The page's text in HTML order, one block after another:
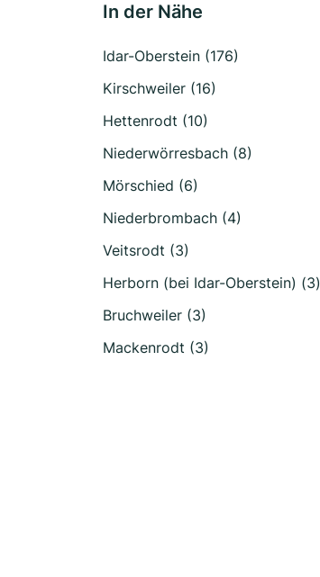
In der Nähe
Idar-Oberstein (176)
Kirschweiler (16)
Hettenrodt (10)
Niederwörresbach (8)
Mörschied (6)
Niederbrombach (4)
Veitsrodt (3)
Herborn (bei Idar-Oberstein) (3)
Bruchweiler (3)
Mackenrodt (3)